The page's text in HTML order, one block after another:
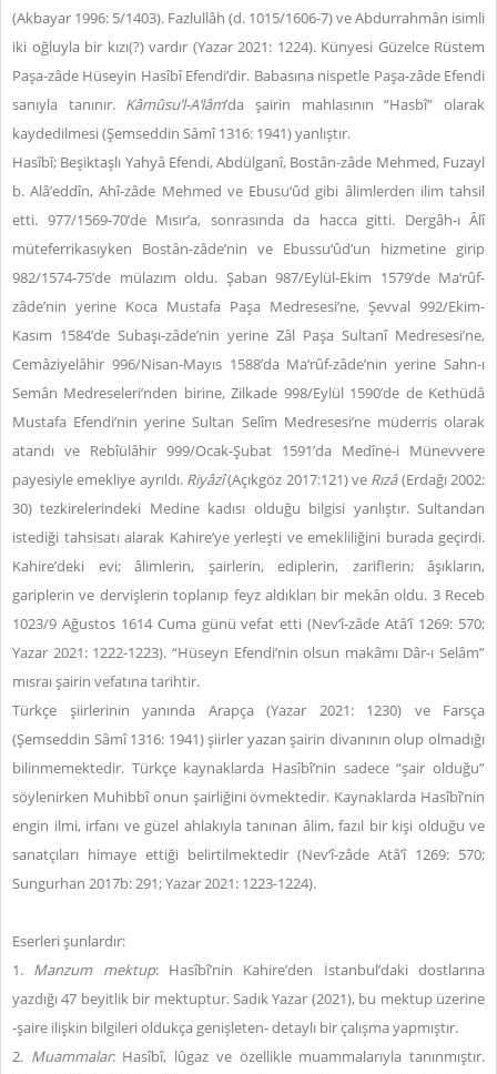
(Akbayar 1996: 5/1403). Fazlullâh (d. 1015/1606-7) ve Abdurrahmân isimli
iki oğluyla bir kızı(?) vardır (Yazar 2021: 1224). Künyesi Güzelce Rüstem
Paşa-zâde Hüseyin Hasîbî Efendi’dir. Babasına nispetle Paşa-zâde Efendi
sanıyla tanınır. Kâmûsu’l-A‘lâm’da şairin mahlasının “Hasbî” olarak
kaydedilmesi (Şemseddin Sâmî 1316: 1941) yanlıştır.
Hasîbî; Beşiktaşlı Yahyâ Efendi, Abdülganî, Bostân-zâde Mehmed, Fuzayl
b. Alâ’eddîn, Ahî-zâde Mehmed ve Ebusu‘ûd gibi âlimlerden ilim tahsil
etti. 977/1569-70’de Mısır’a, sonrasında da hacca gitti. Dergâh-ı Âlî
müteferrikasıyken Bostân-zâde’nin ve Ebussu‘ûd’un hizmetine girip
982/1574-75’de mülazım oldu. Şaban 987/Eylül-Ekim 1579’de Ma‘rûf-
zâde’nin yerine Koca Mustafa Paşa Medresesi’ne, Şevval 992/Ekim-
Kasım 1584’de Subaşı-zâde’nin yerine Zâl Paşa Sultanî Medresesi’ne,
Cemâziyelâhir 996/Nisan-Mayıs 1588’da Ma‘rûf-zâde’nin yerine Sahn-ı
Semân Medreseleri’nden birine, Zilkade 998/Eylül 1590’de de Kethüdâ
Mustafa Efendi’nin yerine Sultan Selîm Medresesi’ne müderris olarak
atandı ve Rebîülâhir 999/Ocak-Şubat 1591’da Medîne-i Münevvere
payesiyle emekliye ayrıldı. Riyâzî(Açıkgöz 2017:121) ve Rızâ(Erdağı 2002:
30) tezkirelerindeki Medine kadısı olduğu bilgisi yanlıştır. Sultandan
istediği tahsisatı alarak Kahire’ye yerleşti ve emekliliğini burada geçirdi.
Kahire’deki evi; âlimlerin, şairlerin, ediplerin, zariflerin; âşıkların,
gariplerin ve dervişlerin toplanıp feyz aldıkları bir mekân oldu. 3 Receb
1023/9 Ağustos 1614 Cuma günü vefat etti (Nev‘î-zâde Atâ’î 1269: 570;
Yazar 2021: 1222-1223). “Hüseyn Efendi’nin olsun makâmı Dâr-ı Selâm”
mısraı şairin vefatına tarihtir.
Türkçe şiirlerinin yanında Arapça (Yazar 2021: 1230) ve Farsça
(Şemseddin Sâmî 1316: 1941) şiirler yazan şairin divanının olup olmadığı
bilinmemektedir. Türkçe kaynaklarda Hasîbî’nin sadece “şair olduğu”
söylenirken Muhibbî onun şairliğini övmektedir. Kaynaklarda Hasîbî’nin
engin ilmi, irfanı ve güzel ahlakıyla tanınan âlim, fazıl bir kişi olduğu ve
sanatçıları himaye ettiği belirtilmektedir (Nev‘î-zâde Atâ’î 1269: 570;
Sungurhan 2017b: 291; Yazar 2021: 1223-1224).
Eserleri şunlardır:
1. Manzum mektup: Hasîbî’nin Kahire’den İstanbul’daki dostlarına
yazdığı 47 beyitlik bir mektuptur. Sadık Yazar (2021), bu mektup üzerine
-şaire ilişkin bilgileri oldukça genişleten- detaylı bir çalışma yapmıştır.
2. Muammalar: Hasîbî, lûgaz ve özellikle muammalarıyla tanınmıştır.